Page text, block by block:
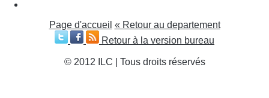
Page d'accueil « Retour au departement
Retour à la version bureau
© 2012 ILC | Tous droits réservés